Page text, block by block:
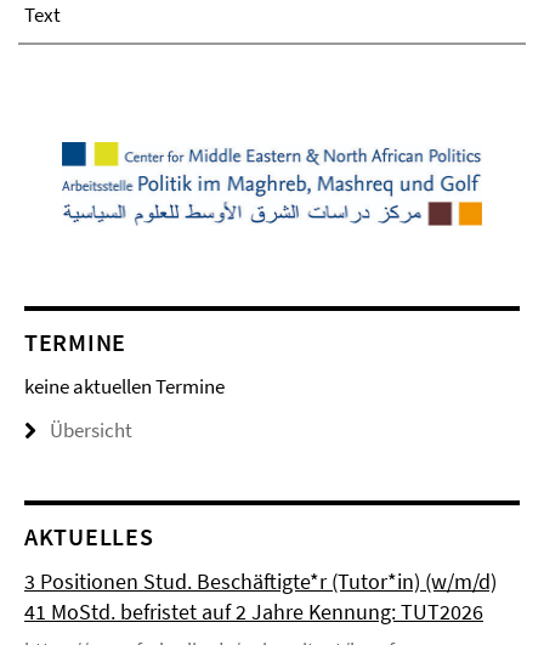
Text
TERMINE
keine aktuellen Termine
Übersicht
AKTUELLES
3 Positionen Stud. Beschäftigte*r (Tutor*in) (w/m/d)
41 MoStd. befristet auf 2 Jahre Kennung: TUT2026